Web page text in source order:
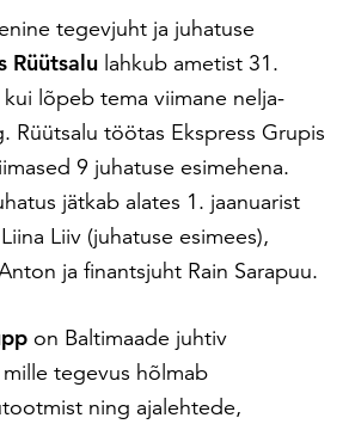
tegevjuht ja juhatuse
Rüütsalu lahkub ametist 31.
lõpeb tema viimane nelja-
Rüütsalu töötas Ekspress Grupis
9 juhatuse esimehena.
jätkab alates 1. jaanuarist
Liiv (juhatuse esimees),
ja finantsjuht Rain Sarapuu.
on Baltimaade juhtiv
tegevus hõlmab
ning ajalehtede,